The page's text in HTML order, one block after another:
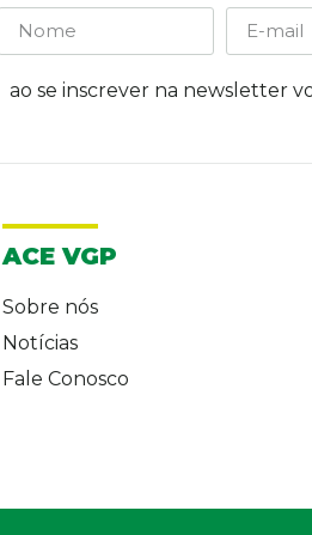
ao se inscrever na newsletter
ACE VGP
Sobre nós
Notícias
Fale Conosco